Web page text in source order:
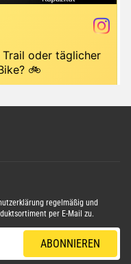
regelmäßig und
per E-Mail zu.
ABONNIEREN